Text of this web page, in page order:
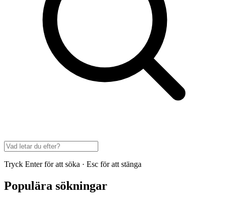
Tryck Enter för att söka · Esc för att stänga
Populära sökningar